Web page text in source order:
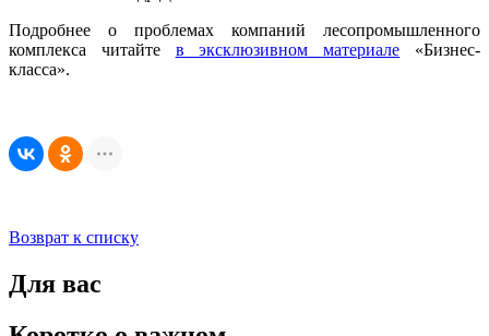
Подробнее о проблемах компаний лесопромышленного
комплекса читайте в эксклюзивном материале «Бизнес-
класса».
Возврат к списку
Для вас